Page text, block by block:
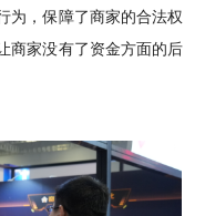
为，保障了商家的合法权
商家没有了资金方面的后